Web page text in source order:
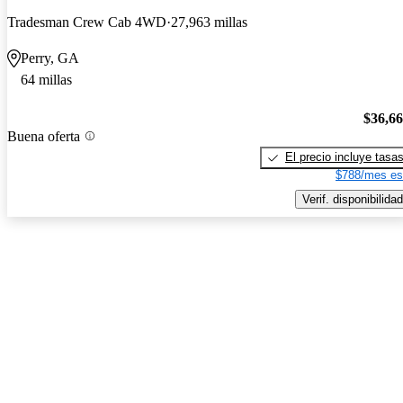
Tradesman Crew Cab 4WD 27,963 millas
Perry, GA
64 millas
Buena oferta
El precio incluye tasas
$788/mes
Verif. disponibilidad